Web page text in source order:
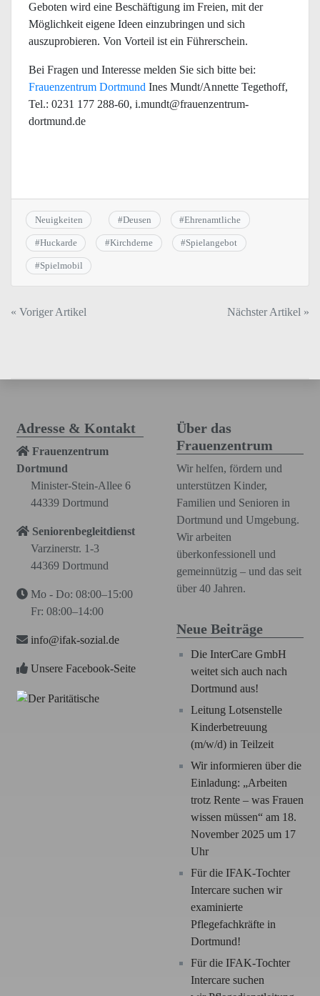
Geboten wird eine Beschäftigung im Freien, mit der
Möglichkeit eigene Ideen einzubringen und sich
auszuprobieren. Von Vorteil ist ein Führerschein.
Bei Fragen und Interesse melden Sie sich bitte bei:
Frauenzentrum Dortmund Ines Mundt/Annette Tegethoff,
Tel.: 0231 177 288-60, i.mundt@frauenzentrum-
dortmund.de
Neuigkeiten #Deusen #Ehrenamtliche
#Huckarde #Kirchderne #Spielangebot
#Spielmobil
Beitragsnavigation
« Voriger Artikel Nächster Artikel »
Adresse & Kontakt
Frauenzentrum
Dortmund
Minister-Stein-Allee 6
44339 Dortmund
Seniorenbegleitdienst
Varzinerstr. 1-3
44369 Dortmund
Mo - Do: 08:00–15:00
Fr: 08:00–14:00
info@ifak-sozial.de
Unsere Facebook-Seite
Über das
Frauenzentrum
Wir helfen, fördern und
unterstützen Kinder,
Familien und Senioren in
Dortmund und Umgebung.
Wir arbeiten
überkonfessionell und
gemeinnützig – und das seit
über 40 Jahren.
Neue Beiträge
Die InterCare GmbH
weitet sich auch nach
Dortmund aus!
Leitung Lotsenstelle
Kinderbetreuung
(m/w/d) in Teilzeit
Wir informieren über die
Einladung: „Arbeiten
trotz Rente – was Frauen
wissen müssen“ am 18.
November 2025 um 17
Uhr
Für die IFAK-Tochter
Intercare suchen wir
examinierte
Pflegefachkräfte in
Dortmund!
Für die IFAK-Tochter
Intercare suchen